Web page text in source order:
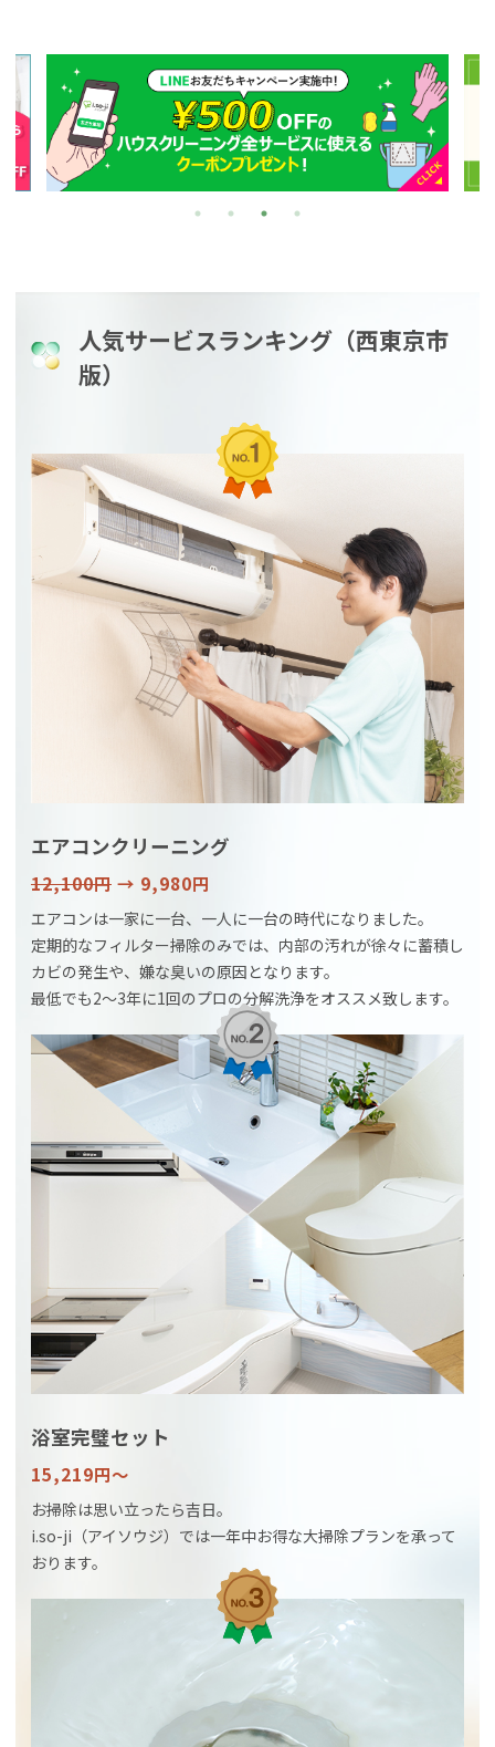
人気サービスランキング（西東京市
版）
エアコンクリーニング
12,100円 → 9,980円
エアコンは一家に一台、一人に一台の時代になりました。
定期的なフィルター掃除のみでは、内部の汚れが徐々に蓄積し
カビの発生や、嫌な臭いの原因となります。
最低でも2〜3年に1回のプロの分解洗浄をオススメ致します。
浴室完璧セット
15,219円〜
お掃除は思い立ったら吉日。
i.so-ji（アイソウジ）では一年中お得な大掃除プランを承って
おります。